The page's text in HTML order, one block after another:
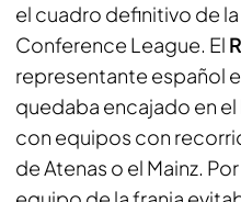
el cuadro definitivo de
Conference League. El
representante español
quedaba encajado en
con equipos con
de Atenas o el Mainz.